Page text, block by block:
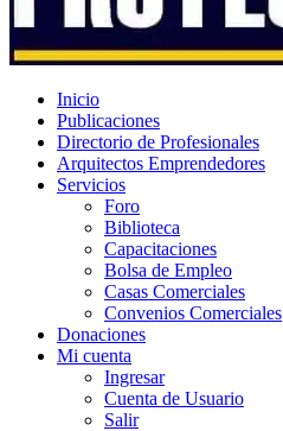
Inicio
Publicaciones
Directorio de Profesionales
Arquitectos Emprendedores
Servicios
Foro
Biblioteca
Capacitaciones
Bolsa de Empleo
Casas Comerciales
Convenios Comerciales
Donaciones
Mi cuenta
Ingresar
Cuenta de Usuario
Salir